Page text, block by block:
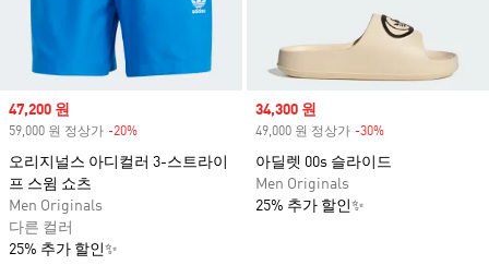
Sale price
47,200 원
59,000 원 정상가 -20%
오리지널스 아디컬러 3-스트라이
프 스윔 쇼츠
Men Originals
다른 컬러
25% 추가 할인✨
Sale price
34,300 원
49,000 원 정상가 -30%
아딜렛 00s 슬라이드
Men Originals
25% 추가 할인✨